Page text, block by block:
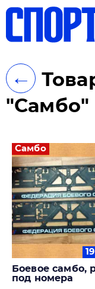
←
"Самбо"
Самбо
Боевое самбо,
под номера